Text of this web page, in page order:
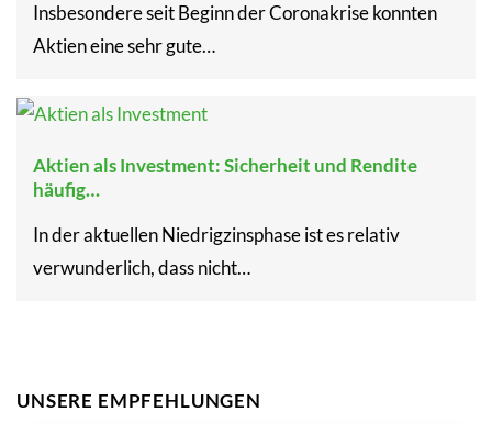
Insbesondere seit Beginn der Coronakrise konnten
Aktien eine sehr gute…
Aktien als Investment: Sicherheit und Rendite
häufig…
In der aktuellen Niedrigzinsphase ist es relativ
verwunderlich, dass nicht…
UNSERE EMPFEHLUNGEN